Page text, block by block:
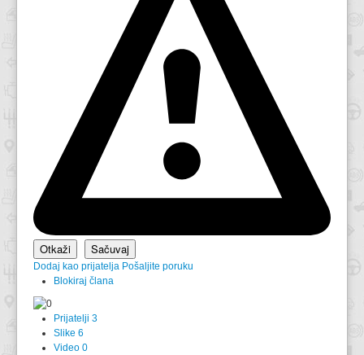
Dodaj kao prijatelja Pošaljite poruku
Blokiraj člana
Prijatelji 3
Slike 6
Video 0